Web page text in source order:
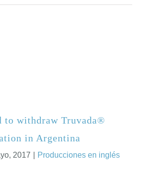
to withdraw Truvada®
in Argentina
2017 Producciones en inglés